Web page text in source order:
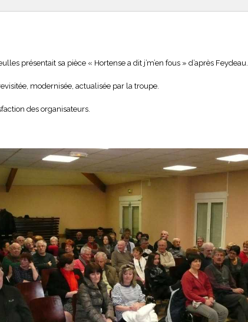
présentait sa pièce « Hortense a dit j’m’en fous » d’après Feydeau.
modernisée, actualisée par la troupe.
des organisateurs.